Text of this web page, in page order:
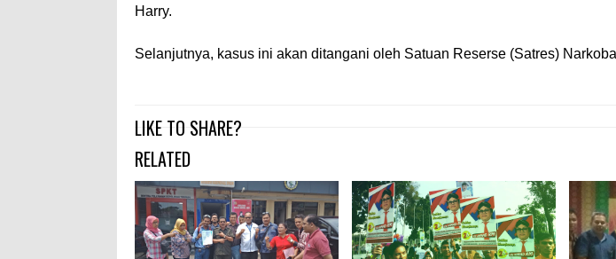
Harry.
Selanjutnya, kasus ini akan ditangani oleh Satuan Reserse (Satres)
LIKE TO SHARE?
RELATED